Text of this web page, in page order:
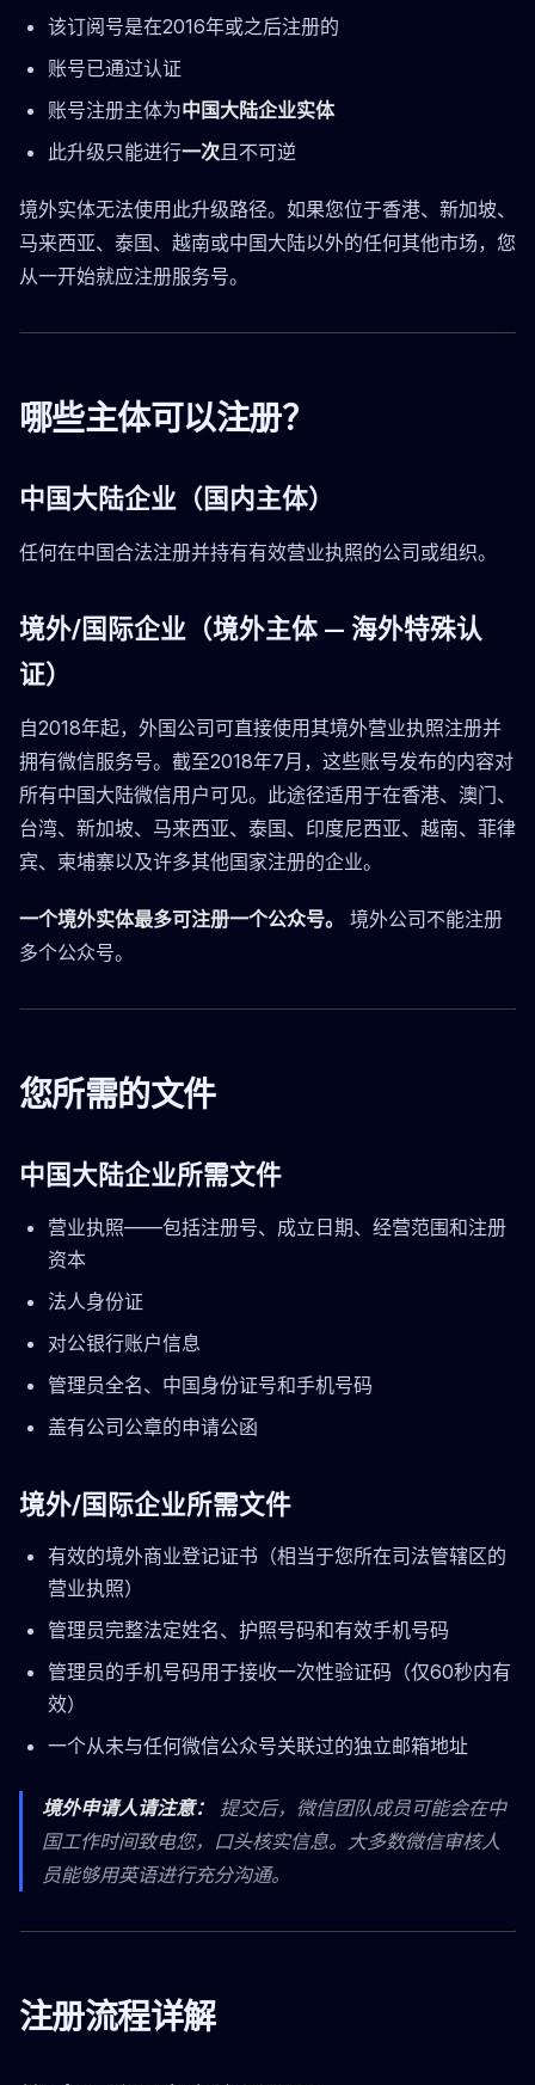
该订阅号是在2016年或之后注册的
账号已通过认证
账号注册主体为中国大陆企业实体
此升级只能进行一次且不可逆
境外实体无法使用此升级路径。如果您位于香港、新加坡、
马来西亚、泰国、越南或中国大陆以外的任何其他市场，您
从一开始就应注册服务号。
哪些主体可以注册？
中国大陆企业（国内主体）
任何在中国合法注册并持有有效营业执照的公司或组织。
境外/国际企业（境外主体 — 海外特殊认
证）
自2018年起，外国公司可直接使用其境外营业执照注册并
拥有微信服务号。截至2018年7月，这些账号发布的内容对
所有中国大陆微信用户可见。此途径适用于在香港、澳门、
台湾、新加坡、马来西亚、泰国、印度尼西亚、越南、菲律
宾、柬埔寨以及许多其他国家注册的企业。
一个境外实体最多可注册一个公众号。
境外公司不能注册
多个公众号。
您所需的文件
中国大陆企业所需文件
营业执照——包括注册号、成立日期、经营范围和注册
资本
法人身份证
对公银行账户信息
管理员全名、中国身份证号和手机号码
盖有公司公章的申请公函
境外/国际企业所需文件
有效的境外商业登记证书（相当于您所在司法管辖区的
营业执照）
管理员完整法定姓名、护照号码和有效手机号码
管理员的手机号码用于接收一次性验证码（仅60秒内有
效）
一个从未与任何微信公众号关联过的独立邮箱地址
境外申请人请注意：
提交后，微信团队成员可能会在中
国工作时间致电您，口头核实信息。大多数微信审核人
员能够用英语进行充分沟通。
注册流程详解